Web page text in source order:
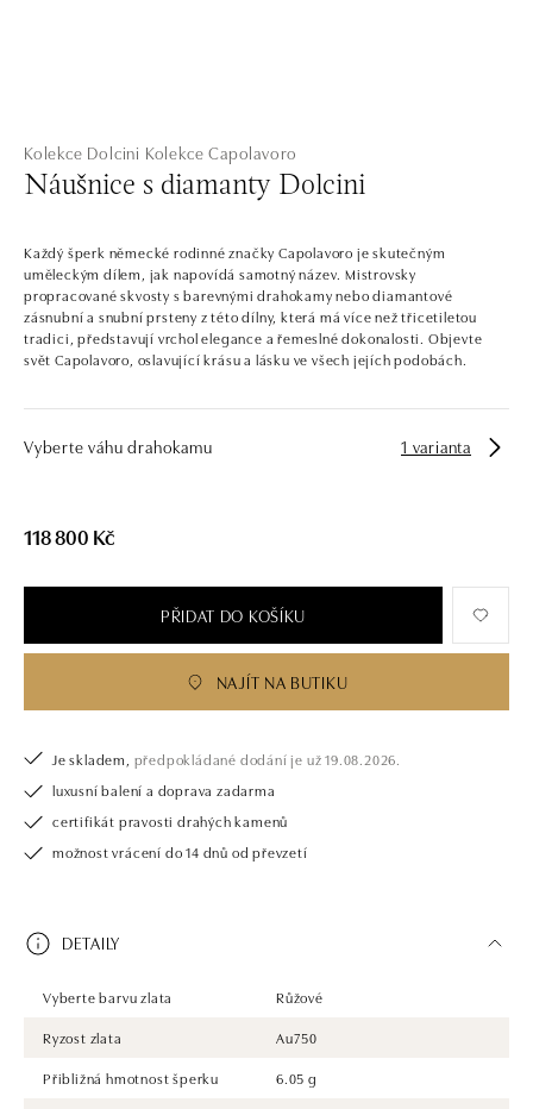
Kolekce Dolcini Kolekce Capolavoro
Náušnice s diamanty Dolcini
Každý šperk německé rodinné značky Capolavoro je skutečným
uměleckým dílem, jak napovídá samotný název. Mistrovsky
propracované skvosty s barevnými drahokamy nebo diamantové
zásnubní a snubní prsteny z této dílny, která má více než třicetiletou
tradici, představují vrchol elegance a řemeslné dokonalosti. Objevte
svět Capolavoro, oslavující krásu a lásku ve všech jejích podobách.
Vyberte váhu drahokamu 1 varianta
118 800 Kč
PŘIDAT DO KOŠÍKU
NAJÍT NA BUTIKU
Je skladem, předpokládané dodání je už 19.08.2026.
luxusní balení a doprava zadarma
certifikát pravosti drahých kamenů
možnost vrácení do 14 dnů od převzetí
DETAILY
Vyberte barvu zlata
Růžové
Ryzost zlata
Au750
Přibližná hmotnost šperku
6.05 g